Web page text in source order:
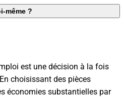
même ?
est une décision à la fois
choisissant des pièces
économies substantielles par